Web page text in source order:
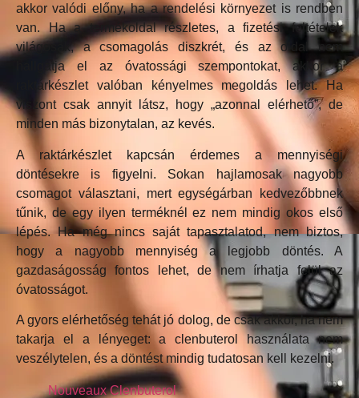
akkor valódi előny, ha a rendelési környezet is rendben
van. Ha a termékoldal részletes, a fizetési feltételek
világosak, a csomagolás diszkrét, és az oldal nem
hallgatja el az óvatossági szempontokat, akkor a
raktárkészlet valóban kényelmes megoldás lehet. Ha
viszont csak annyit látsz, hogy „azonnal elérhető”, de
minden más bizonytalan, az kevés.
A raktárkészlet kapcsán érdemes a mennyiségi
döntésekre is figyelni. Sokan hajlamosak nagyobb
csomagot választani, mert egységárban kedvezőbbnek
tűnik, de egy ilyen terméknél ez nem mindig okos első
lépés. Ha még nincs saját tapasztalatod, nem biztos,
hogy a nagyobb mennyiség a legjobb döntés. A
gazdaságosság fontos lehet, de nem írhatja felül az
óvatosságot.
A gyors elérhetőség tehát jó dolog, de csak akkor, ha nem
takarja el a lényeget: a clenbuterol használata nem
veszélytelen, és a döntést mindig tudatosan kell kezelni.
Nouveaux Clenbuterol